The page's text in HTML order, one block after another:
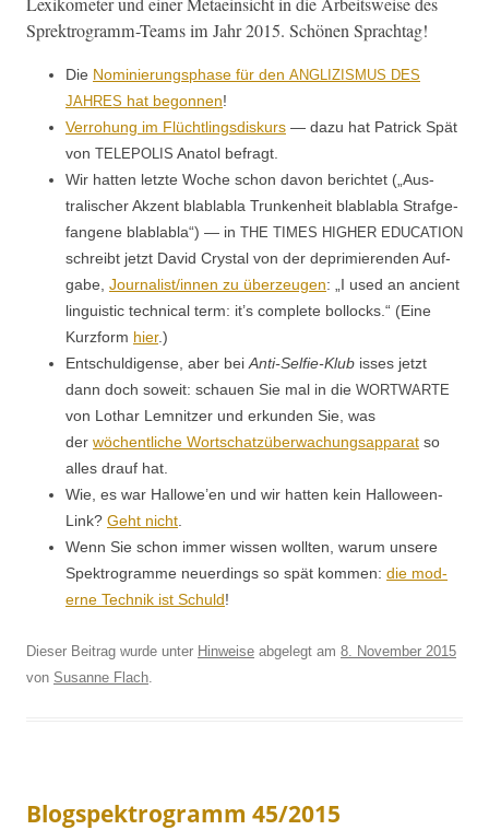
Sprek­tro­gramm-Teams im Jahr 2015. Schö­nen Sprachtag!
Die Nominierungsphase für den ANGLIZISMUS DES
JAHRES hat begonnen!
Ver­ro­hung im Flüchtlings­diskurs — dazu hat Patrick Spät
von TELEPOLIS Ana­tol befragt.
Wir hat­ten let­zte Woche schon davon berichtet („Aus­
tralis­ch­er Akzent blablabla Trunk­en­heit blablabla Strafge­
fan­gene blablabla“) — in THE TIMES HIGHER EDUCATION
schreibt jet­zt David Crys­tal von der deprim­ieren­den Auf­
gabe, Journalist/innen zu überzeu­gen: „I used an ancient
lin­guis­tic tech­ni­cal term: it’s com­plete bol­locks.“ (Eine
Kurz­form hier.)
Entschuldigense, aber bei Anti-Self­ie-Klub iss­es jet­zt
dann doch soweit: schauen Sie mal in die WORTWARTE
von Lothar Lem­nitzer und erkun­den Sie, was
der wöchentliche Wortschatzüberwachungsap­pa­rat so
alles drauf hat.
Wie, es war Hal­lowe’en und wir hat­ten kein Hal­loween-
Link? Geht nicht
Wenn Sie schon immer wis­sen woll­ten, warum unsere
Spek­tro­gramme neuerd­ings so spät kom­men: die mod­
erne Tech­nik ist Schuld!
Dieser Beitrag wurde unter Hinweise abgelegt am 8. November 2015
von Susanne Flach
Blogspektrogramm 45/2015